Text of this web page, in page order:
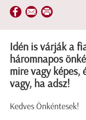
Idén is várják a
háromnapos
mire vagy képes,
vagy, ha adsz!
Kedves Önkéntesek!